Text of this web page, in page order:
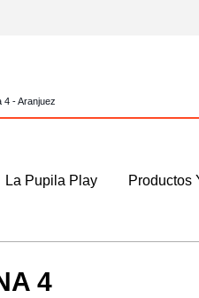
4 - Aranjuez
La Pupila Play Productos
4